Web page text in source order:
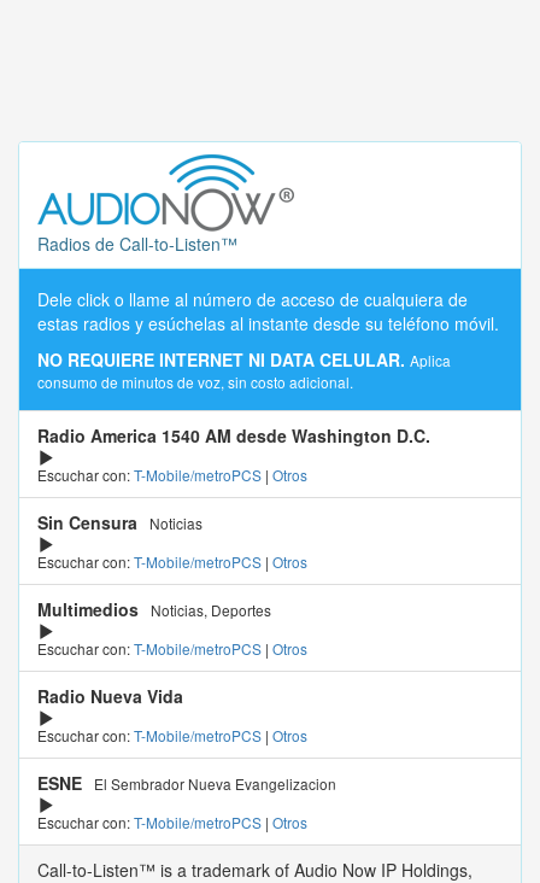
Radios de Call-to-Listen™
Dele click o llame al número de acceso de cualquiera de
estas radios y esúchelas al instante desde su teléfono móvil.
NO REQUIERE INTERNET NI DATA CELULAR. Aplica
consumo de minutos de voz, sin costo adicional.
Radio America 1540 AM desde Washington D.C.
Escuchar con:T-Mobile/metroPCS | Otros
Sin Censura
Noticias
Escuchar con:T-Mobile/metroPCS | Otros
Multimedios
Noticias, Deportes
Escuchar con:T-Mobile/metroPCS | Otros
Radio Nueva Vida
Escuchar con:T-Mobile/metroPCS | Otros
ESNE
El Sembrador Nueva Evangelizacion
Escuchar con:T-Mobile/metroPCS | Otros
Call-to-Listen™ is a trademark of Audio Now IP Holdings,